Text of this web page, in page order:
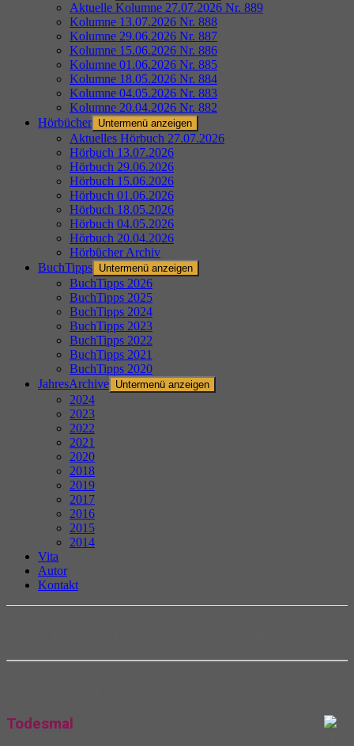
Aktuelle Kolumne 27.07.2026 Nr. 889
Kolumne 13.07.2026 Nr. 888
Kolumne 29.06.2026 Nr. 887
Kolumne 15.06.2026 Nr. 886
Kolumne 01.06.2026 Nr. 885
Kolumne 18.05.2026 Nr. 884
Kolumne 04.05.2026 Nr. 883
Kolumne 20.04.2026 Nr. 882
Hörbücher Untermenü anzeigen
Aktuelles Hörbuch 27.07.2026
Hörbuch 13.07.2026
Hörbuch 29.06.2026
Hörbuch 15.06.2026
Hörbuch 01.06.2026
Hörbuch 18.05.2026
Hörbuch 04.05.2026
Hörbuch 20.04.2026
Hörbücher Archiv
BuchTipps Untermenü anzeigen
BuchTipps 2026
BuchTipps 2025
BuchTipps 2024
BuchTipps 2023
BuchTipps 2022
BuchTipps 2021
BuchTipps 2020
JahresArchive Untermenü anzeigen
2024
2023
2022
2021
2020
2018
2019
2017
2016
2015
2014
Vita
Autor
Kontakt
Todesmal